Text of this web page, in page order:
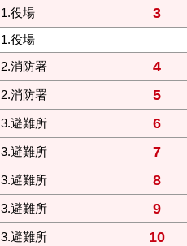
1.役場 3
1.役場
2.消防署 4
2.消防署 5
3.避難所 6
3.避難所 7
3.避難所 8
3.避難所 9
3.避難所 10